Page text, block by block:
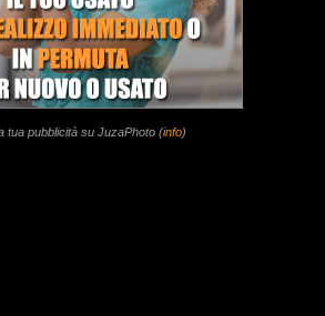
tua pubblicità su JuzaPhoto (info)